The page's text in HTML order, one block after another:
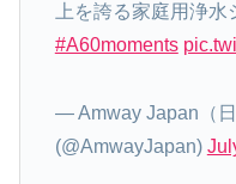
上を誇る家庭用浄水
#A60moments
— Amway Japan（日
(@AmwayJapan)